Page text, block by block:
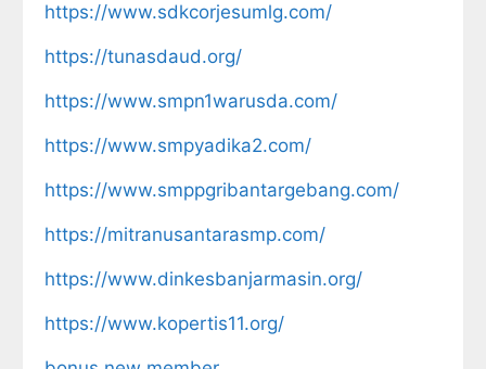
https://www.sdkcorjesumlg.com/
https://tunasdaud.org/
https://www.smpn1warusda.com/
https://www.smpyadika2.com/
https://www.smppgribantargebang.com/
https://mitranusantarasmp.com/
https://www.dinkesbanjarmasin.org/
https://www.kopertis11.org/